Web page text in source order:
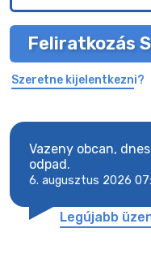
Feliratkozás
Szeretne kijelentkezni?
Vazeny obcan,
odpad.
6. augusztus 2026
Legújabb